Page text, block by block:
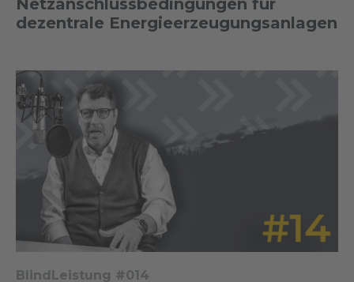
Netzanschlussbedingungen für
dezentrale Energieerzeugungsanlagen
BlindLeistung #014